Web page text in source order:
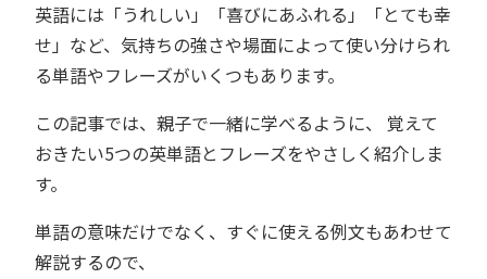
英語には「うれしい」「喜びにあふれる」「とても幸
せ」など、気持ちの強さや場面によって使い分けられ
る単語やフレーズがいくつもあります。
この記事では、親子で一緒に学べるように、 覚えて
おきたい5つの英単語とフレーズをやさしく紹介しま
す。
単語の意味だけでなく、すぐに使える例文もあわせて
解説するので、